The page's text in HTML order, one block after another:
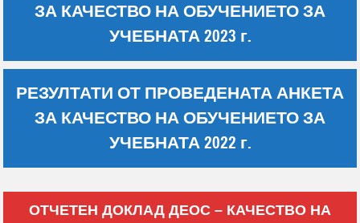
ЗА КАЧЕСТВО НА ОБУЧЕНИЕТО ЗА
УЧЕБНАТА 2023 г.
РЕЗУЛТАТИ ОТ ПРОВЕДЕНАТА АНКЕТА
ЗА КАЧЕСТВО НА ОБУЧЕНИЕТО ЗА
УЧЕБНАТА 2022 г.
ОТЧЕТЕН ДОКЛАД ДЕОС – КАЧЕСТВО НА